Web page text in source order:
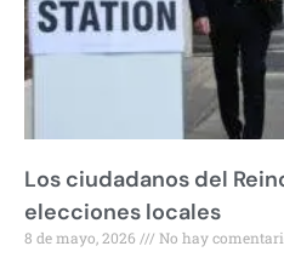
Los ciudadanos del
elecciones locales
8 de mayo, 2026 No hay